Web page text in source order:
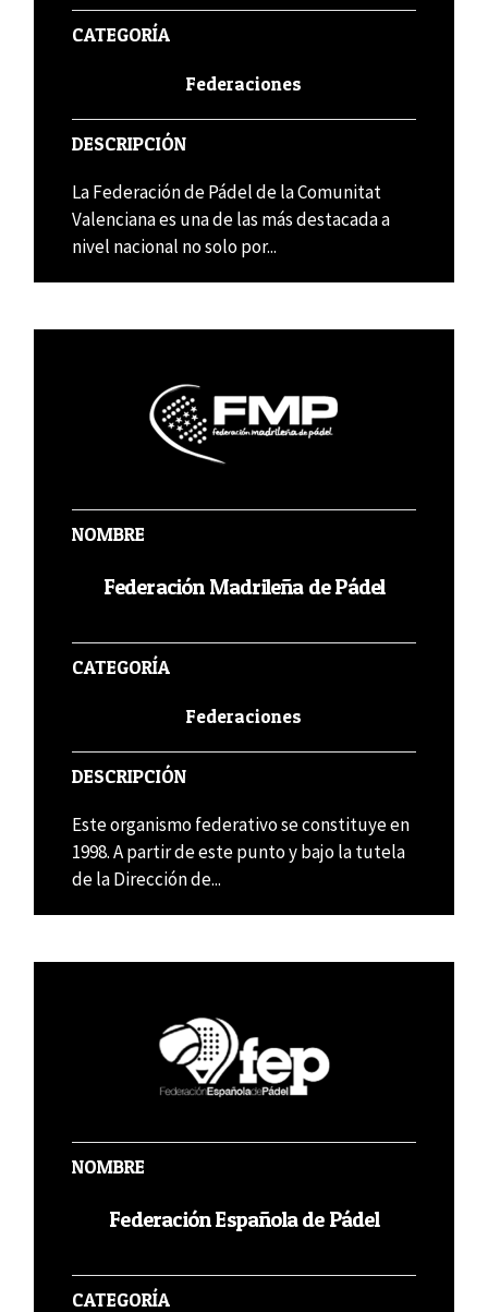
CATEGORÍA
Federaciones
DESCRIPCIÓN
La Federación de Pádel de la Comunitat
Valenciana es una de las más destacada a
nivel nacional no solo por...
NOMBRE
Federación Madrileña de Pádel
CATEGORÍA
Federaciones
DESCRIPCIÓN
Este organismo federativo se constituye en
1998. A partir de este punto y bajo la tutela
de la Dirección de...
NOMBRE
Federación Española de Pádel
CATEGORÍA